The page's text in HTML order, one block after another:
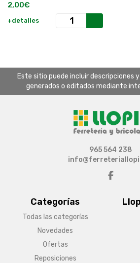
2,00€
+detalles
Este sitio puede incluir descripciones
generados o editados mediante
Categorías
Todas las categorías
Novedades
Ofertas
Reposiciones
965 564 238